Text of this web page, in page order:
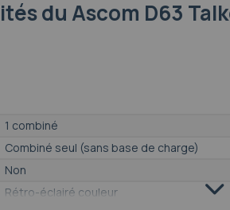
du Ascom D63
1 combiné
Combiné seul (sans base de charge)
Non
Rétro-éclairé couleur